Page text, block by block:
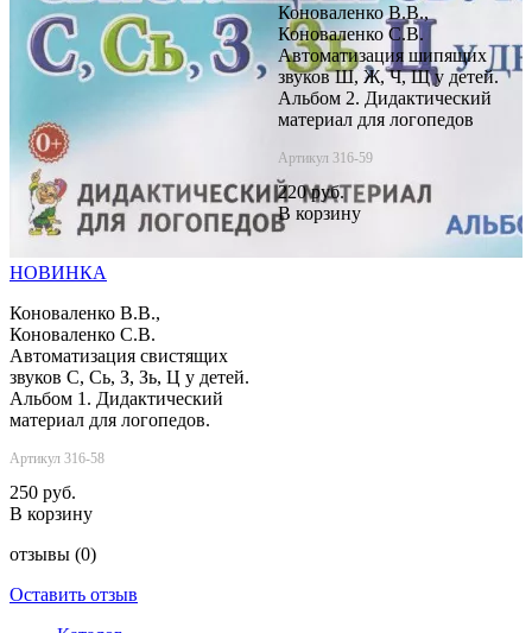
НОВИНКА
Коноваленко В.В.,
Коноваленко С.В.
Автоматизация свистящих
звуков С, Сь, З, Зь, Ц у детей.
Альбом 1. Дидактический
материал для логопедов.
Артикул 316-58
250 руб.
В корзину
Коноваленко В.В.,
Коноваленко С.В.
Автоматизация шипящих
звуков Ш, Ж, Ч, Щ у детей.
Альбом 2. Дидактический
материал для логопедов
Артикул 316-59
220 руб.
В корзину
отзывы (0)
Оставить отзыв